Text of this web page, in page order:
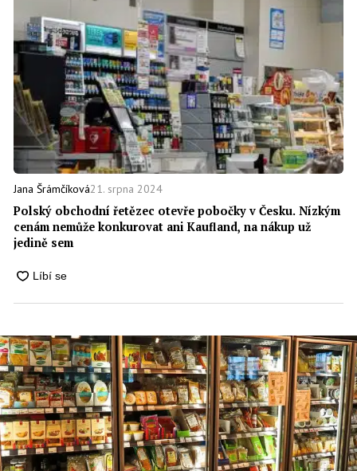
Jana Šrámčíková21. srpna 2024
Polský obchodní řetězec otevře pobočky v Česku. Nízkým
cenám nemůže konkurovat ani Kaufland, na nákup už
jedině sem